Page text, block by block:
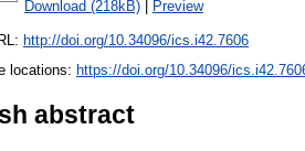
Download (218kB) | Preview
http://doi.org/10.34096/ics.i42.7606
locations: https://doi.org/10.34096/
abstract